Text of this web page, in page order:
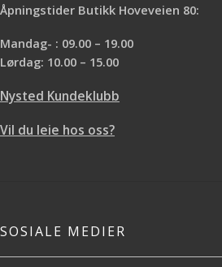
Åpningstider Butikk Hoveveien 80:
Mandag- : 09.00 – 19.00
Lørdag: 10.00 – 15.00
Nysted Kundeklubb
Vil du leie hos oss?
SOSIALE MEDIER